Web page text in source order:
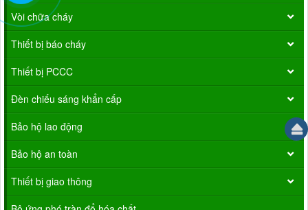
Vòi chữa cháy
Thiết bị báo cháy
Thiết bị PCCC
Đèn chiếu sáng khẩn cấp
Bảo hộ lao động
Bảo hộ an toàn
Thiết bị giao thông